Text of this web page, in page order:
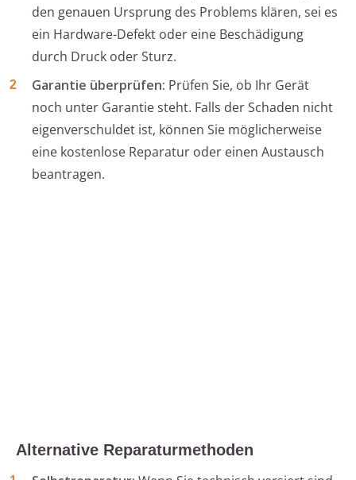
den genauen Ursprung des Problems klären, sei es
ein Hardware-Defekt oder eine Beschädigung
durch Druck oder Sturz.
Garantie überprüfen: Prüfen Sie, ob Ihr Gerät
noch unter Garantie steht. Falls der Schaden nicht
eigenverschuldet ist, können Sie möglicherweise
eine kostenlose Reparatur oder einen Austausch
beantragen.
Alternative Reparaturmethoden